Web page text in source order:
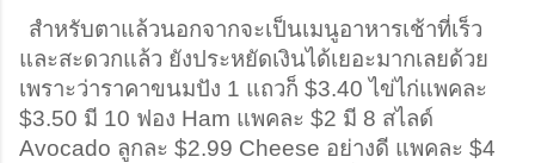
สำหรับตาแล้วนอกจากจะเป็นเมนูอาหารเช้าที่เร็ว
และสะดวกแล้ว ยังประหยัดเงินได้เยอะมากเลยด้วย
เพราะว่าราคาขนมปัง 1 แถวก็ $3.40 ไข่ไก่แพคละ
$3.50 มี 10 ฟอง Ham แพคละ $2 มี 8 สไลด์
Avocado ลูกละ $2.99 Cheese อย่างดี แพคละ $4